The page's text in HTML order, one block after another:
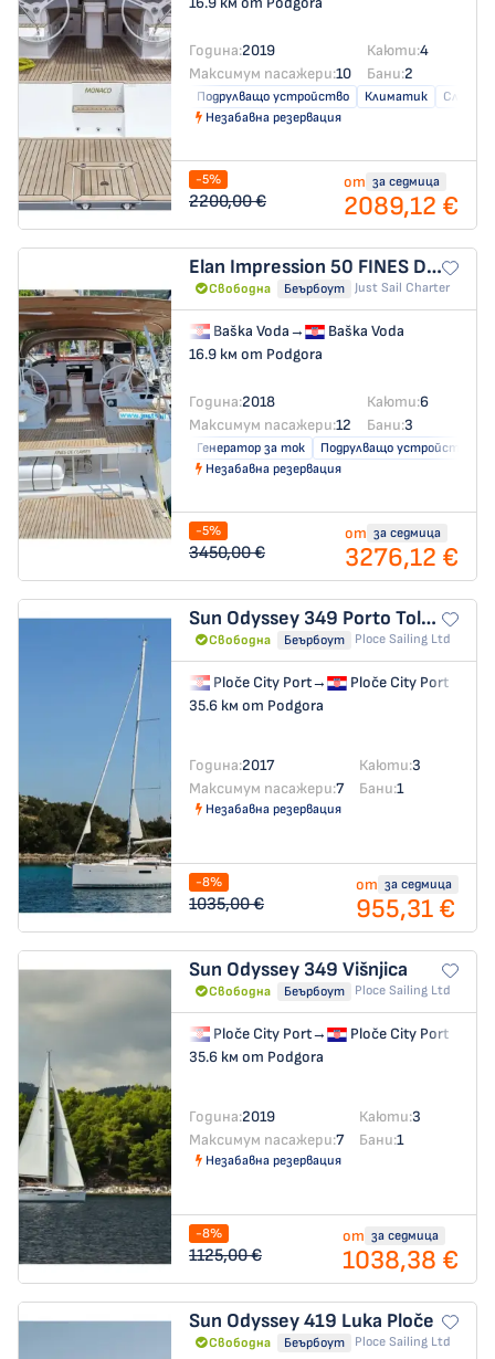
Година:2019 Каюти:4
Максимум пасажери:10 Бани:2
Подрулващо устройство Климатик
Незабавна резервация
-5%
2200,00 €
от за седмица
2089,12 €
Elan Impression 50 FINES DE CLAIRES
Свободна Беърбоут Just Sail Charter
Baška Voda→
Baška Voda
16.9 км от Podgora
Година:2018 Каюти:6
Максимум пасажери:12 Бани:3
Генератор за ток Подрулващо устройство
Незабавна резервация
-5%
3450,00 €
от за седмица
3276,12 €
Sun Odyssey 349 Porto Tolero
Свободна Беърбоут Ploce Sailing Ltd
Ploče City Port→
Ploče City Port
35.6 км от Podgora
Година:2017 Каюти:3
Максимум пасажери:7 Бани:1
Незабавна резервация
-8%
1035,00 €
от за седмица
955,31 €
Sun Odyssey 349 Višnjica
Свободна Беърбоут Ploce Sailing Ltd
Ploče City Port→
Ploče City Port
35.6 км от Podgora
Година:2019 Каюти:3
Максимум пасажери:7 Бани:1
Незабавна резервация
-8%
1125,00 €
от за седмица
1038,38 €
Sun Odyssey 419 Luka Ploče
Свободна Беърбоут Ploce Sailing Ltd